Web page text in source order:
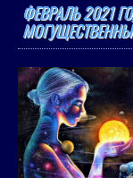
ФЕВРАЛЬ 2021